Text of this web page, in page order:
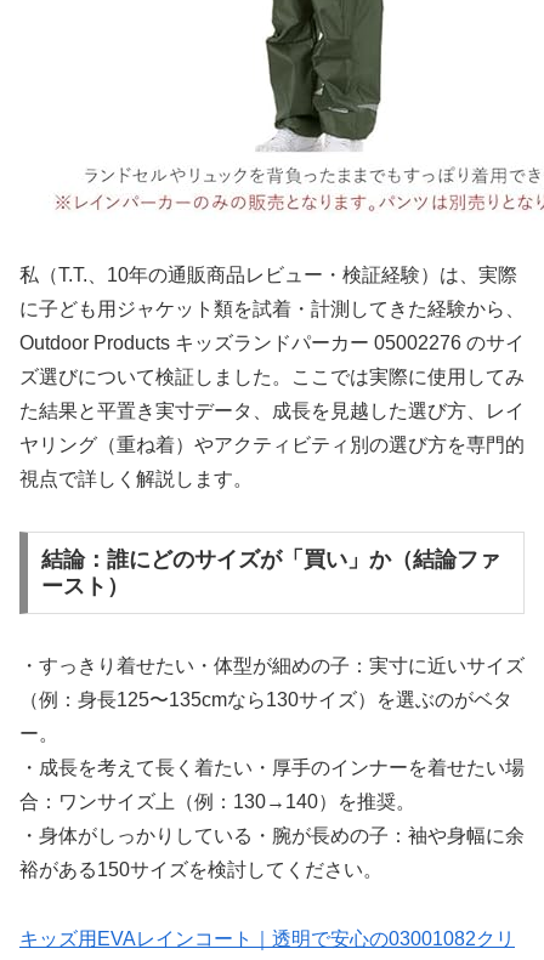
私（T.T.、10年の通販商品レビュー・検証経験）は、実際
に子ども用ジャケット類を試着・計測してきた経験から、
Outdoor Products キッズランドパーカー 05002276 のサイ
ズ選びについて検証しました。ここでは実際に使用してみ
た結果と平置き実寸データ、成長を見越した選び方、レイ
ヤリング（重ね着）やアクティビティ別の選び方を専門的
視点で詳しく解説します。
結論：誰にどのサイズが「買い」か（結論ファ
ースト）
・すっきり着せたい・体型が細めの子：実寸に近いサイズ
（例：身長125〜135cmなら130サイズ）を選ぶのがベタ
ー。
・成長を考えて長く着たい・厚手のインナーを着せたい場
合：ワンサイズ上（例：130→140）を推奨。
・身体がしっかりしている・腕が長めの子：袖や身幅に余
裕がある150サイズを検討してください。
キッズ用EVAレインコート｜透明で安心の03001082クリ